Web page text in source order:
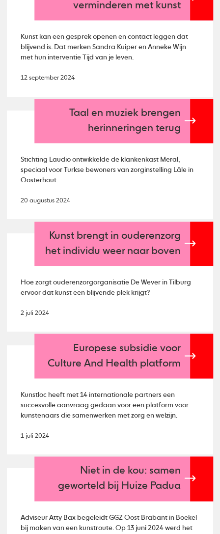
verminderen met kunst
Kunst kan een gesprek openen en contact leggen dat
blijvend is. Dat merken Sandra Kuiper en Anneke Wijn
met hun interventie Tijd van je leven.
12 september 2024
Taal en muziek brengen
herinneringen terug
Stichting Laudio ontwikkelde de klankenkast Meral,
speciaal voor Turkse bewoners van zorginstelling Lâle in
Oosterhout.
20 augustus 2024
Kunst brengt in ouderenzorg
het individu weer naar boven
Hoe zorgt ouderenzorgorganisatie De Wever in Tilburg
ervoor dat kunst een blijvende plek krijgt?
2 juli 2024
Europese subsidie voor
Culture And Health platform
Kunstloc heeft met 14 internationale partners een
succesvolle aanvraag gedaan voor een platform voor
kunstenaars die samenwerken met zorg en welzijn.
1 juli 2024
Niet in de kou: samen
geworteld bij Huize Padua
Adviseur Atty Bax begeleidt GGZ Oost Brabant in Boekel
bij maken van een kunstroute. Op 13 juni 2024 werd het